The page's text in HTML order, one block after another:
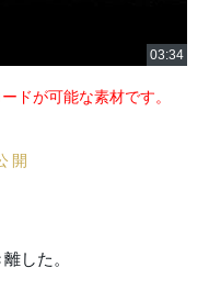
ドが可能な素材です。
開
した。